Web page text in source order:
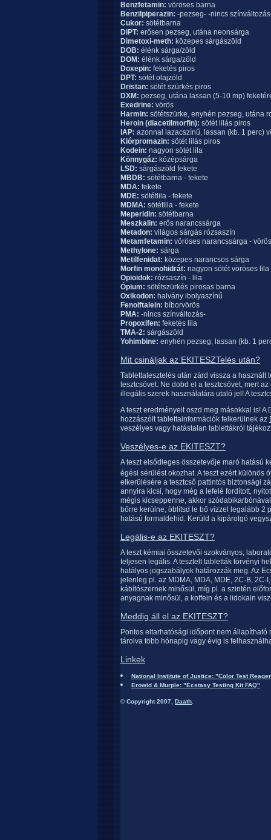
Benzfetamin: vöröses barna
Benzilpiperazin: -pezseg- -nincs
Cukor: sötétbarna
DiPT: erősen pezseg, utána neonsárga
Dimetoxi-meth: közepes sárgászöld
DOB: élénk sárga/zöld
DOM: élénk sárga/zöld
Doxepin: feketés piros
DPT: sötét olajzöld
Dristan: sötét szürkés piros
DXM: pezseg, utána lassan (5-10 mp)
Exedrine: vörös
Harmin: sötétszürke, enyhén pezseg, utána
Heroin (diacetilmorfin): sötét lilás piros
IAP: azonnal lazacszínű, lassan (kb. 1 perc)
Klórpromazin: sötét lilás piros
Kodein: nagyon sötét lila
Könnygáz: középsárga
LSD: sárgászöld fekete
MBDB: sötétbarna - fekete
MDA: fekete
MDE: sötétlila - fekete
MDMA: sötétlila - fekete
Meperidin: sötétbarna
Meszkalin: erős narancssárga
Metadon: világos sárgás rózsaszín
Metamfetamin: vöröses narancssárga -
Methylone: sárga
Metilfenidat: közepes narancsos sárga
Morfin monohidrát: nagyon sötét vöröses lila
Opioidok: rózsaszín - lila
Ópium: sötétszürkés pirosas barna
Oxikodon: halvány ibolyaszínű
Fenolftalein: bíborvörös
PMA: -nincs színváltozás-
Propoxifen: feketés lila
TMA-2: sárgászöld
Yohimbine: enyhén pezseg, lassan (kb. 1
Mit csináljak az EKITESZTelés után?
Tablettatesztelés után zárd vissza a
tesztcsövet. Ne dobd el a tesztcsövet, mert
illegális szerek használatára utaló jel! A
A teszt eredményeit oszd meg másokkal is!
hozzászólt tablettainformációk felkerülnek az
veszélyes vagy hatástalan tablettákról
Veszélyes-e az EKITESZT?
A teszt elsődleges összetevője maró hatású
égési sérülést okozhat. A teszt ezért különös
elkerülésére a tesztcső pattintós biztonsági
annyira kicsi, hogy még a lefelé fordított,
mégis kicseppenne, akkor
bőrre kerülne, öblítsd le bő vízzel legalább 2
hatású formaldehid. Kerüld a kipárolgó
Legális-e az EKITESZT?
A teszt kémiai összetevői szokványos,
teljesen legális. A tesztelt tabletták törvényi
hatályos jogszabályok határozzák meg. Az
jelenleg pl. az MDMA, MDA, MDE, 2C-B, 2C-
kábítószernek minősül, míg pl. a szintén
anyagnak minősül, a koffein és a lidokain
Meddig áll el az EKITESZT?
Pontos eltarhatósági időpont nem
tárolva több hónapig vagy évig is
Linkek
National Institute of Justice: "Color Test
Erowid & Murple: "Ecstasy Testing Kit FAQ"
© Copyright 2007, Daath.